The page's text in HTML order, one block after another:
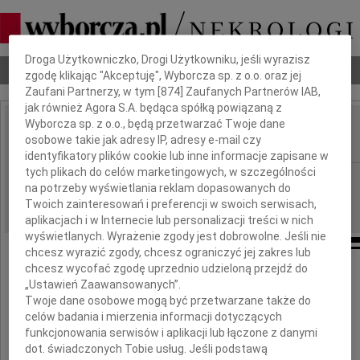
Nekrologi Odeszli Poradnik pogrzebowy
IMIĘ I NAZWISKO: Kazimierz Balcerek
REGION: Wrocław
DATA EMISJI: 19.11.2010
Z głębokim żalem zawiadamiamy,
że dnia 3 listopada odszedł od nas
Dbamy o Twoją prywatność
Droga Użytkowniczko, Drogi Użytkowniku, jeśli wyrazisz
zgodę klikając "Akceptuję", Wyborcza sp. z o.o. oraz jej
Zaufani Partnerzy, w tym [874 ] Zaufanych Partnerów IAB,
jak również Agora S.A. będąca spółką powiązaną z
Wyborcza sp. z o.o., będą przetwarzać Twoje dane
osobowe takie jak adresy IP, adresy e-mail czy
identyfikatory plików cookie lub inne informacje zapisane w
tych plikach do celów marketingowych, w szczególności
na potrzeby wyświetlania reklam dopasowanych do
Twoich zainteresowań i preferencji w swoich serwisach,
aplikacjach i w Internecie lub personalizacji treści w nich
wyświetlanych. Wyrażenie zgody jest dobrowolne. Jeśli nie
chcesz wyrazić zgody, chcesz ograniczyć jej zakres lub
chcesz wycofać zgodę uprzednio udzieloną przejdź do
„Ustawień Zaawansowanych”.
Twoje dane osobowe mogą być przetwarzane także do
celów badania i mierzenia informacji dotyczących
funkcjonowania serwisów i aplikacji lub łączone z danymi
dot. świadczonych Tobie usług. Jeśli podstawą